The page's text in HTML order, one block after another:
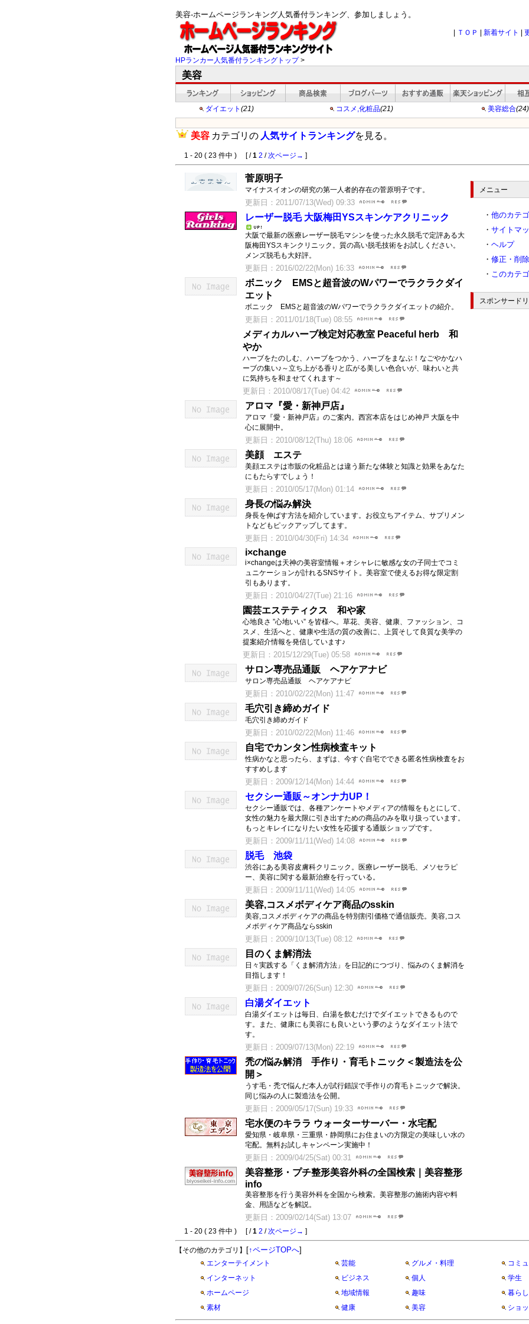
美容-ホームページランキング人気番付ランキング、参加しましょう。
ＴＯＰ 新着サイト
HPランカー人気番付ランキングトップ>
美容
ダイエット (21) コスメ,化粧品(21) 美容総合(24)
美容 カテゴリの 人気サイトランキングを見る。
1 - 20 ( 23 件中 ) [ /1 2 / 次ページ→ ]
菅原明子
マイナスイオンの研究の第一人者的存在の菅原明子です。
更新日：2011/07/13(Wed) 09:33
レーザー脱毛 大阪梅田YSスキンケアクリニック
大阪で最新の医療レーザー脱毛マシンを使った永久脱毛で定評ある大
阪梅田YSスキンクリニック。質の高い脱毛技術をお試しください。
メンズ脱毛も大好評。
更新日：2016/02/22(Mon) 16:33
ボニック EMSと超音波のWパワーでラクラクダイ
エット
ボニック EMSと超音波のWパワーでラクラクダイエットの紹介。
更新日：2011/01/18(Tue) 08:55
メディカルハーブ検定対応教室 Peaceful herb 和
やか
ハーブをたのしむ、ハーブをつかう、ハーブをまなぶ！なごやかなハ
ーブの集い♪～立ち上がる香りと広がる美しい色合いが、味わいと共
に気持ちを和ませてくれます～
更新日：2010/08/17(Tue) 04:42
アロマ『愛・新神戸店』
アロマ『愛・新神戸店』のご案内。西宮本店をはじめ神戸 大阪を中
心に展開中。
更新日：2010/08/12(Thu) 18:06
美顔 エステ
美顔エステは市販の化粧品とは違う新たな体験と知識と効果をあなた
にもたらすでしょう！
更新日：2010/05/17(Mon) 01:14
身長の悩み解決
身長を伸ばす方法を紹介しています。お役立ちアイテム、サプリメン
トなどもピックアップしてます。
更新日：2010/04/30(Fri) 14:34
i×change
i×changeは天神の美容室情報＋オシャレに敏感な女の子同士でコミ
ュニケーションが計れるSNSサイト。美容室で使えるお得な限定割
引もあります。
更新日：2010/04/27(Tue) 21:16
園芸エステティクス 和や家
心地良さ ”心地いい” を皆様へ。草花、美容、健康、ファッション、コ
スメ、生活へと、健康や生活の質の改善に、上質そして良質な美学の
提案紹介情報を発信しています♪
更新日：2015/12/29(Tue) 05:58
サロン専売品通販 ヘアケアナビ
サロン専売品通販 ヘアケアナビ
更新日：2010/02/22(Mon) 11:47
毛穴引き締めガイド
毛穴引き締めガイド
更新日：2010/02/22(Mon) 11:46
自宅でカンタン性病検査キット
性病かなと思ったら、まずは、今すぐ自宅でできる匿名性病検査をお
すすめします
更新日：2009/12/14(Mon) 14:44
セクシー通販～オンナ力UP！
セクシー通販では、各種アンケートやメディアの情報をもとにして、
女性の魅力を最大限に引き出すための商品のみを取り扱っています。
もっとキレイになりたい女性を応援する通販ショップです。
更新日：2009/11/11(Wed) 14:08
脱毛 池袋
渋谷にある美容皮膚科クリニック。医療レーザー脱毛、メソセラピ
ー、美容に関する最新治療を行っている。
更新日：2009/11/11(Wed) 14:05
美容,コスメボディケア商品のsskin
美容,コスメボディケアの商品を特別割引価格で通信販売。美容,コス
メボディケア商品ならsskin
更新日：2009/10/13(Tue) 08:12
目のくま解消法
日々実践する「くま解消方法」を日記的につづり、悩みのくま解消を
目指します！
更新日：2009/07/26(Sun) 12:30
白湯ダイエット
白湯ダイエットは毎日、白湯を飲むだけでダイエットできるもので
す。また、健康にも美容にも良いという夢のようなダイエット法で
す。
更新日：2009/07/13(Mon) 22:19
禿の悩み解消 手作り・育毛トニック＜製造法を公
開＞
うす毛・禿で悩んだ本人が試行錯誤で手作りの育毛トニックで解決。
同じ悩みの人に製造法を公開。
更新日：2009/05/17(Sun) 19:33
宅水便のキララ ウォーターサーバー・水宅配
愛知県・岐阜県・三重県・静岡県にお住まいの方限定の美味しい水の
宅配。無料お試しキャンペーン実施中！
更新日：2009/04/25(Sat) 00:31
美容整形・プチ整形美容外科の全国検索｜美容整形
info
美容整形を行う美容外科を全国から検索。美容整形の施術内容や料
金、用語などを解説。
更新日：2009/02/14(Sat) 13:07
メニュー
・ 他のカテ
・ サイトマ
・ ヘルプ
・ 修正・削除
・ このカテ
スポンサード
1 - 20 ( 23 件中 ) [ /1 2 / 次ページ→ ]
【その他のカテゴリ】 [↑ページTOPへ]
エンターテイメント 芸能 グルメ・料理
コミ
インターネット
ビジネス 個人
学生
ホームページ
地域情報 趣味
暮ら
素材
健康 美容 ショ